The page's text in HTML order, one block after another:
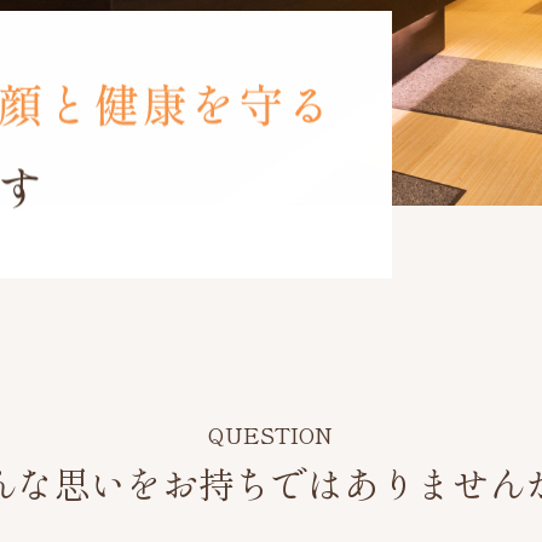
な思いをお持ちではありません